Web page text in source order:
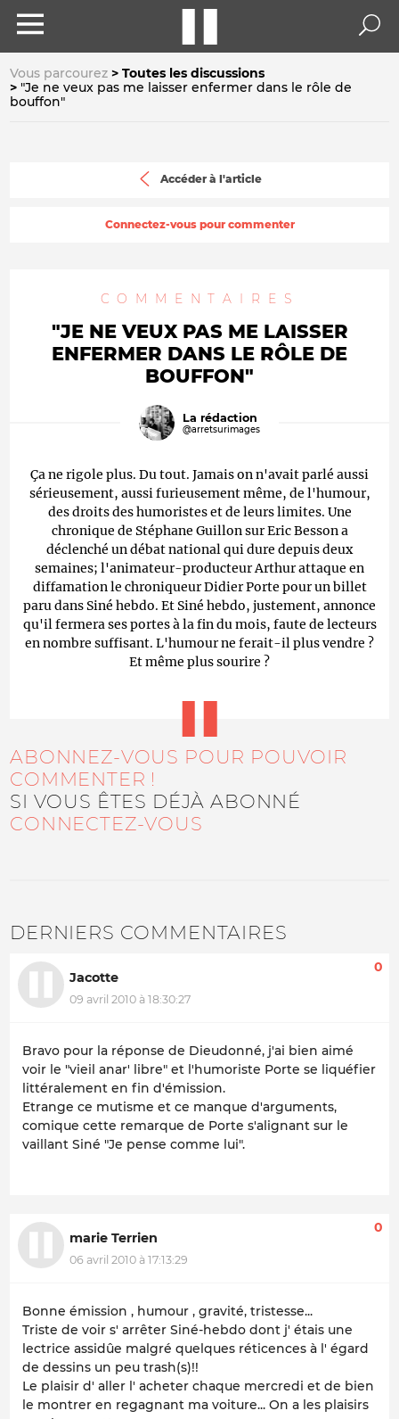
Vous parcourez
Toutes les discussions
"Je ne veux pas me laisser enfermer dans le rôle de
bouffon"
Accéder à l'article
Connectez-vous pour commenter
COMMENTAIRES
"JE NE VEUX PAS ME LAISSER
ENFERMER DANS LE RÔLE DE
BOUFFON"
La rédaction
@arretsurimages
Ça ne rigole plus. Du tout. Jamais on n'avait parlé aussi
sérieusement, aussi furieusement même, de l'humour,
des droits des humoristes et de leurs limites. Une
chronique de Stéphane Guillon sur Eric Besson a
déclenché un débat national qui dure depuis deux
semaines; l'animateur-producteur Arthur attaque en
diffamation le chroniqueur Didier Porte pour un billet
paru dans Siné hebdo. Et Siné hebdo, justement, annonce
qu'il fermera ses portes à la fin du mois, faute de lecteurs
en nombre suffisant. L'humour ne ferait-il plus vendre ?
Et même plus sourire ?
ABONNEZ-VOUS POUR POUVOIR
COMMENTER !
SI VOUS ÊTES DÉJÀ ABONNÉ
CONNECTEZ-VOUS
DERNIERS COMMENTAIRES
Jacotte
09 avril 2010 à 18:30:27
0
Bravo pour la réponse de Dieudonné, j'ai bien aimé
voir le "vieil anar' libre" et l'humoriste Porte se liquéfier
littéralement en fin d'émission.
Etrange ce mutisme et ce manque d'arguments,
comique cette remarque de Porte s'alignant sur le
vaillant Siné "Je pense comme lui".
marie Terrien
06 avril 2010 à 17:13:29
0
Bonne émission , humour , gravité, tristesse...
Triste de voir s' arrêter Siné-hebdo dont j' étais une
lectrice assidûe malgré quelques réticences à l' égard
de dessins un peu trash(s)!!
Le plaisir d' aller l' acheter chaque mercredi et de bien
le montrer en regagnant ma voiture... On a les plaisirs